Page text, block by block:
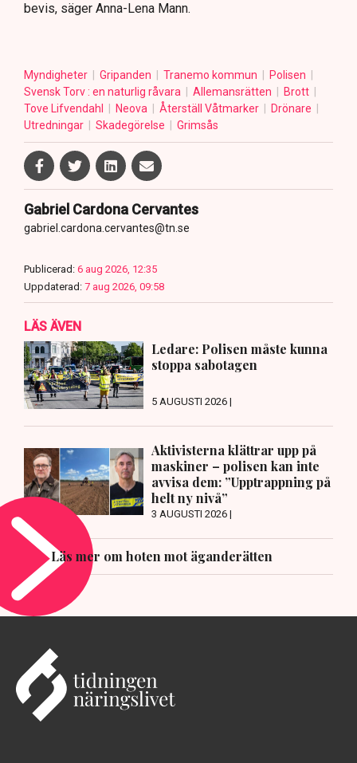
bevis, säger Anna-Lena Mann.
Myndigheter Gripanden Tranemo kommun
Polisen
Svensk Torv : en naturlig råvara
Allemansrätten
Brott
Tove Lifvendahl
Neova Återställ Våtmarker
Drönare
Utredningar
Skadegörelse Grimsås
Gabriel Cardona Cervantes
gabriel.cardona.cervantes@tn.se
Publicerad: 6 aug 2026, 12:35
Uppdaterad: 7 aug 2026, 09:58
LÄS ÄVEN
Ledare: Polisen måste kunna
stoppa sabotagen
5 AUGUSTI 2026 |
Aktivisterna klättrar upp på
maskiner – polisen kan inte
avvisa dem: ”Upptrappning på
helt ny nivå”
3 AUGUSTI 2026 |
Läs mer om hoten mot äganderätten